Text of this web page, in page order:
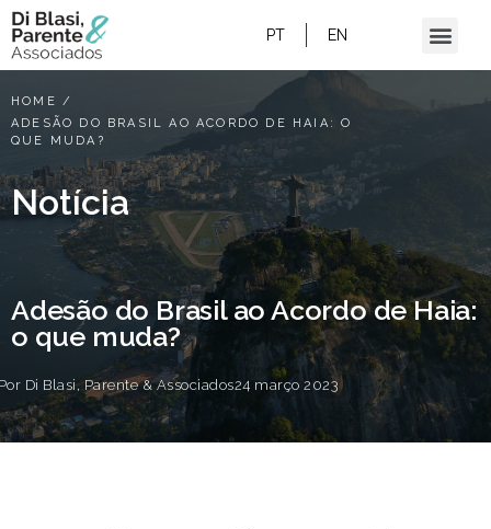
PT EN
HOME /
ADESÃO DO BRASIL AO ACORDO DE HAIA: O
QUE MUDA?
Notícia
Adesão do Brasil ao Acordo de Haia:
o que muda?
Di Blasi, Parente & Associados24 março 2023